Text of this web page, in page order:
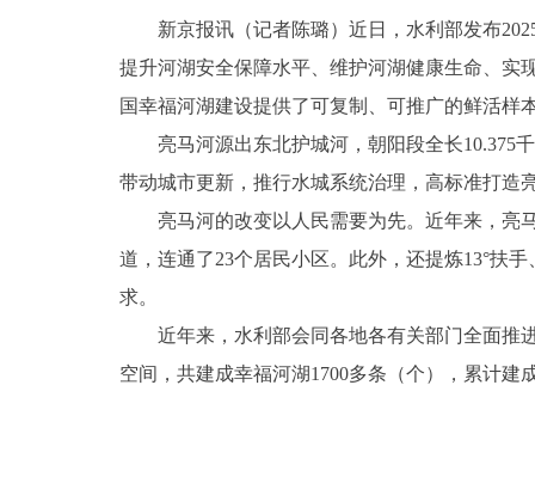
新京报讯（记者陈璐）近日，水利部发布
提升河湖安全保障水平、维护河湖健康生命、实
国幸福河湖建设提供了可复制、可推广的鲜活样
亮马河源出东北护城河，朝阳段全长10.375千
带动城市更新，推行水城系统治理，高标准打造
亮马河的改变以人民需要为先。近年来，亮马
道，连通了23个居民小区。此外，还提炼13°扶
求。
近年来，水利部会同各地各有关部门全面推进
空间，共建成幸福河湖1700多条（个），累计